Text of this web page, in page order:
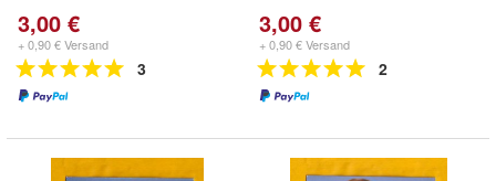
3,00 €
+ 0,90 € Versand
3
3,00 €
+ 0,90 € Versand
2